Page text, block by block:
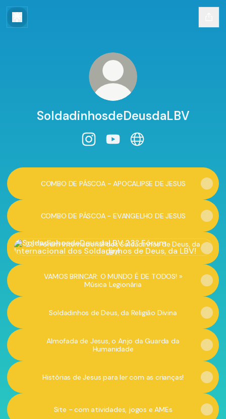
SoldadinhosdeDeusdaLBV
COMBO DE PÁSCOA - APOCALIPSE DE JESUS
COMBO DE PÁSCOA - EVANGELHO DE JESUS
23º Fórum Internacional dos Soldadinhos de Deus, da LBV!
23º Fórum Internacional dos Soldadinhos de Deus, da
LBV!
VAMOS BRINCAR: O MUNDO É DE TODOS! »
Música Legionária
Soldadinhos de Deus, da Religião Divina
Almofada de Jesus, o Anjo da Guarda da
Humanidade
Histórias de Jesus par a ler com as crianças!
Site - com atividades, jogos e AMEs